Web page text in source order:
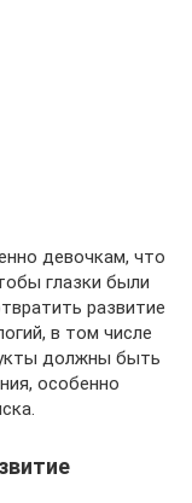
девочкам, что
глазки были
развитие
в том числе
должны быть
особенно